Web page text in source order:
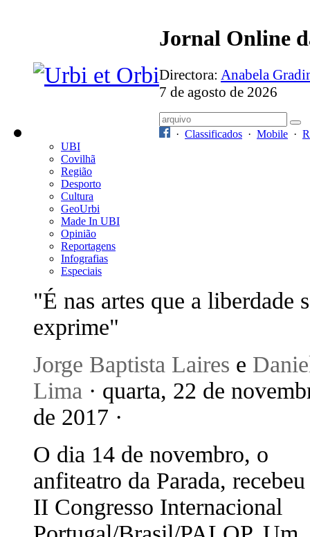
Jornal Online
Directora: Anabela
7 de agosto de 2026
· Classificados · Mobile ·
UBI
Covilhã
Região
Desporto
Cultura
GeoUrbi
Made In UBI
Opinião
Reportagens
Infografias
Especiais
"É nas artes que a liberdade
exprime"
Jorge Baptista Laires e
Lima · quarta, 22 de
de 2017 ·
O dia 14 de novembro, o
anfiteatro da Parada,
II Congresso Internacional